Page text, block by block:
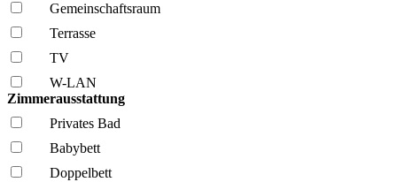
Gemeinschafts­raum
Terrasse
TV
W-LAN
Zimmerausstattung
Privates Bad
Babybett
Doppelbett